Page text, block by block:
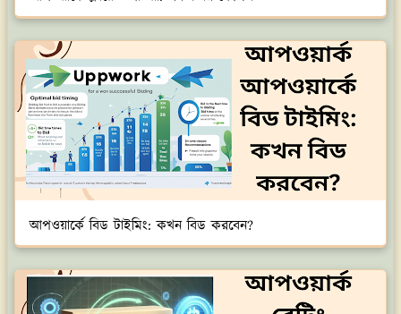
আপওয়ার্কে বিড টাইমিং: কখন বিড করবেন?